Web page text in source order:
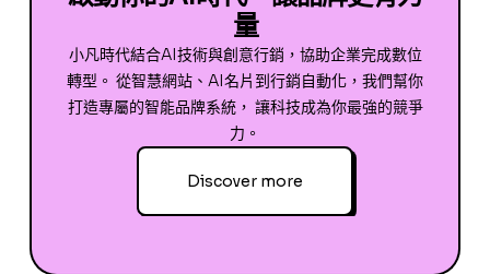
量
小凡時代結合AI技術與創意行銷，協助企業完成數位
轉型。 從智慧網站、AI名片到行銷自動化，我們幫你
打造專屬的智能品牌系統， 讓科技成為你最強的競爭
力。
Discover more